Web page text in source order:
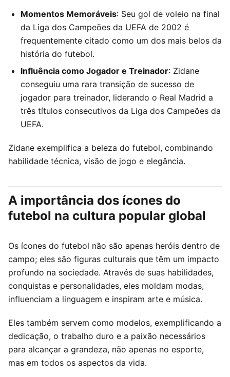
Momentos Memoráveis: Seu gol de voleio na final
da Liga dos Campeões da UEFA de 2002 é
frequentemente citado como um dos mais belos da
história do futebol.
Influência como Jogador e Treinador: Zidane
conseguiu uma rara transição de sucesso de
jogador para treinador, liderando o Real Madrid a
três títulos consecutivos da Liga dos Campeões da
UEFA.
Zidane exemplifica a beleza do futebol, combinando
habilidade técnica, visão de jogo e elegância.
A importância dos ícones do
futebol na cultura popular global
Os ícones do futebol não são apenas heróis dentro de
campo; eles são figuras culturais que têm um impacto
profundo na sociedade. Através de suas habilidades,
conquistas e personalidades, eles moldam modas,
influenciam a linguagem e inspiram arte e música.
Eles também servem como modelos, exemplificando a
dedicação, o trabalho duro e a paixão necessários
para alcançar a grandeza, não apenas no esporte,
mas em todos os aspectos da vida.